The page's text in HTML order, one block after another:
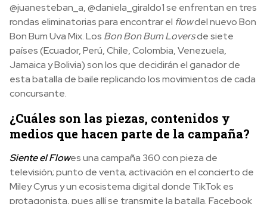
@juanesteban_a, @daniela_giraldo1 se enfrentan en tres
rondas eliminatorias para encontrar el flowdel nuevo Bon
Bon Bum Uva Mix. Los Bon Bon Bum Loversde siete
países (Ecuador, Perú, Chile, Colombia, Venezuela,
Jamaica y Bolivia) son los que decidirán el ganador de
esta batalla de baile replicando los movimientos de cada
concursante.
¿Cuáles son las piezas, contenidos y
medios que hacen parte de la campaña?
Siente el Flowes una campaña 360 con pieza de
televisión; punto de venta; activación en el concierto de
Miley Cyrus y un ecosistema digital donde TikTok es
protagonista, pues allí se transmite la batalla. Facebook